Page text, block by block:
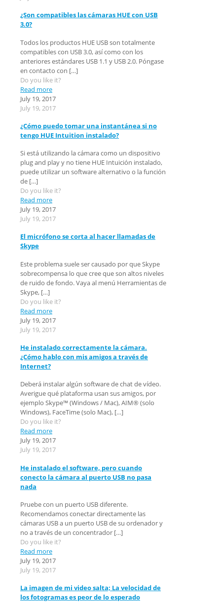
¿Son compatibles las cámaras HUE con USB
3.0?
Todos los productos HUE USB son totalmente
compatibles con USB 3.0, así como con los
anteriores estándares USB 1.1 y USB 2.0. Póngase
en contacto con […]
Do you like it?
Read more
July 19, 2017
July 19, 2017
¿Cómo puedo tomar una instantánea si no
tengo HUE Intuition instalado?
Si está utilizando la cámara como un dispositivo
plug and play y no tiene HUE Intuición instalado,
puede utilizar un software alternativo o la función
de […]
Do you like it?
Read more
July 19, 2017
July 19, 2017
El micrófono se corta al hacer llamadas de
Skype
Este problema suele ser causado por que Skype
sobrecompensa lo que cree que son altos niveles
de ruido de fondo. Vaya al menú Herramientas de
Skype, […]
Do you like it?
Read more
July 19, 2017
July 19, 2017
He instalado correctamente la cámara.
¿Cómo hablo con mis amigos a través de
Internet?
Deberá instalar algún software de chat de vídeo.
Averigue qué plataforma usan sus amigos, por
ejemplo Skype™ (Windows / Mac), AIM® (solo
Windows), FaceTime (solo Mac), […]
Do you like it?
Read more
July 19, 2017
July 19, 2017
He instalado el software, pero cuando
conecto la cámara al puerto USB no pasa
nada
Pruebe con un puerto USB diferente.
Recomendamos conectar directamente las
cámaras USB a un puerto USB de su ordenador y
no a través de un concentrador […]
Do you like it?
Read more
July 19, 2017
July 19, 2017
La imagen de mi video salta; La velocidad de
los fotogramas es peor de lo esperado